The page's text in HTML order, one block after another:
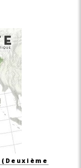
(Deuxième